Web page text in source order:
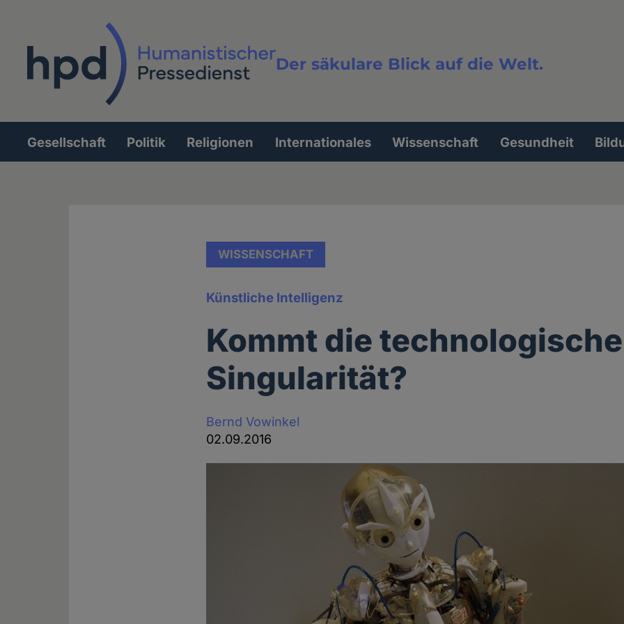
Der säkulare Blick auf die Welt.
Volltextsuche
Hauptnavigation
Gesellschaft Politik Religionen Internationales Wissenschaft Gesundheit
WISSENSCHAFT
Künstliche Intelligenz
Kommt die technologische
Singularität?
Bernd Vowinkel
02.09.2016